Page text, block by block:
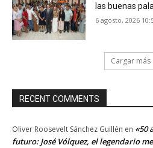
las buenas
6 agosto, 2026
Cargar más
RECENT COMMENTS
Oliver Roosevelt Sánchez Guillén en «50
futuro: José Vólquez, el legendario